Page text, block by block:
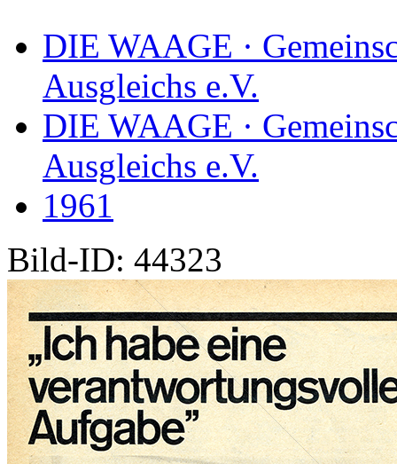
DIE WAAGE ·
Ausgleichs e.V.
DIE WAAGE ·
Ausgleichs e.V.
1961
Bild-ID: 44323